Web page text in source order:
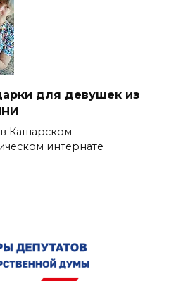
для девушек из
Кашарском
интернате